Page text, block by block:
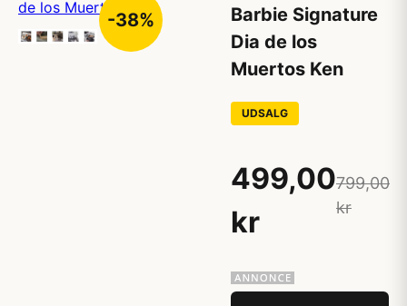
-38%
Barbie Signature
Dia de los
Muertos Ken
UDSALG
499,00
kr
799,00
kr